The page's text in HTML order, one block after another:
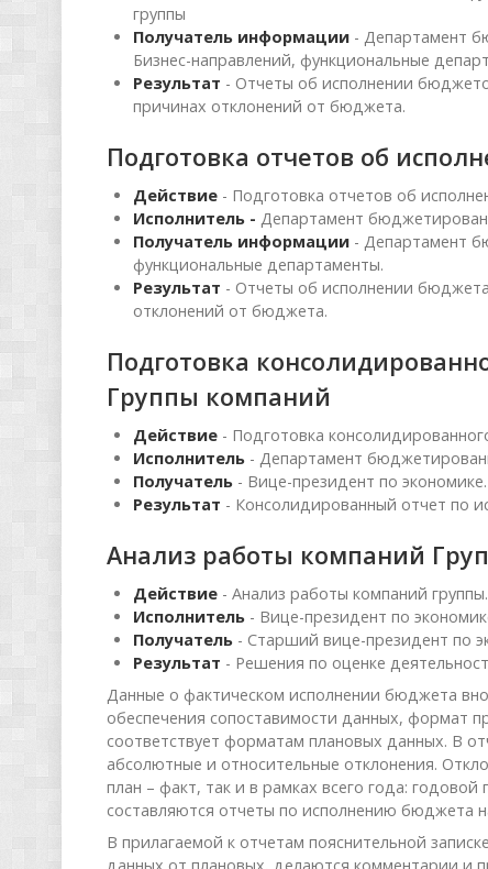
группы
Получатель информации - Департамент
Бизнес-направлений, функциональные
Результат - Отчеты об исполнении
причинах отклонений от бюджета.
Подготовка отчетов об
Действие - Подготовка отчетов об
Исполнитель - Департамент
Получатель информации - Департамент
функциональные департаменты.
Результат - Отчеты об исполнении
отклонений от бюджета.
Подготовка
Группы компаний
Действие - Подготовка
Исполнитель - Департамент
Получатель - Вице-президент по экономике.
Результат - Консолидированный отчет по
Анализ работы компаний
Действие - Анализ работы компаний группы.
Исполнитель - Вице-президент по
Получатель - Старший вице-президент по
Результат - Решения по оценке
Данные о фактическом исполнении бюджета
обеспечения сопоставимости данных, формат
соответствует форматам плановых данных. В
абсолютные и относительные отклонения.
план – факт, так и в рамках всего года:
составляются отчеты по исполнению бюджета
В прилагаемой к отчетам пояснительной